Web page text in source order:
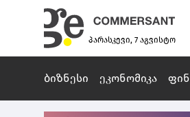
პარასკევი, 7 აგვისტო
ბიზნესი ეკონომიკა